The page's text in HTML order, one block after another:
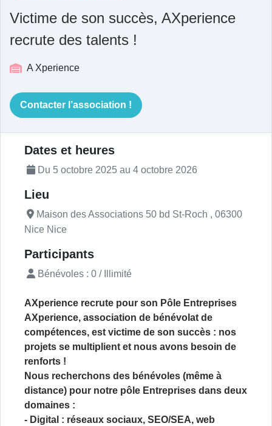
Victime de son succès, AXperience
recrute des talents !
A Xperience
Contacter l’association !
Description de l'actualité
AXperience recrute pour son Pôle Entreprises
AXperience, association de bénévolat de
compétences, est victime de son succès : nos
projets se multiplient et nous avons besoin de
renforts !
Nous recherchons des bénévoles (même à
distance) pour notre pôle Entreprises dans deux
domaines :
- Digital : réseaux sociaux, SEO/SEA, web
Dates et heures
Du 5 octobre 2025 au 4 octobre 2026
Lieu
Maison des Associations 50 bd St-Roch , 06300
Nice Nice
Participants
Bénévoles : 0 / Illimité